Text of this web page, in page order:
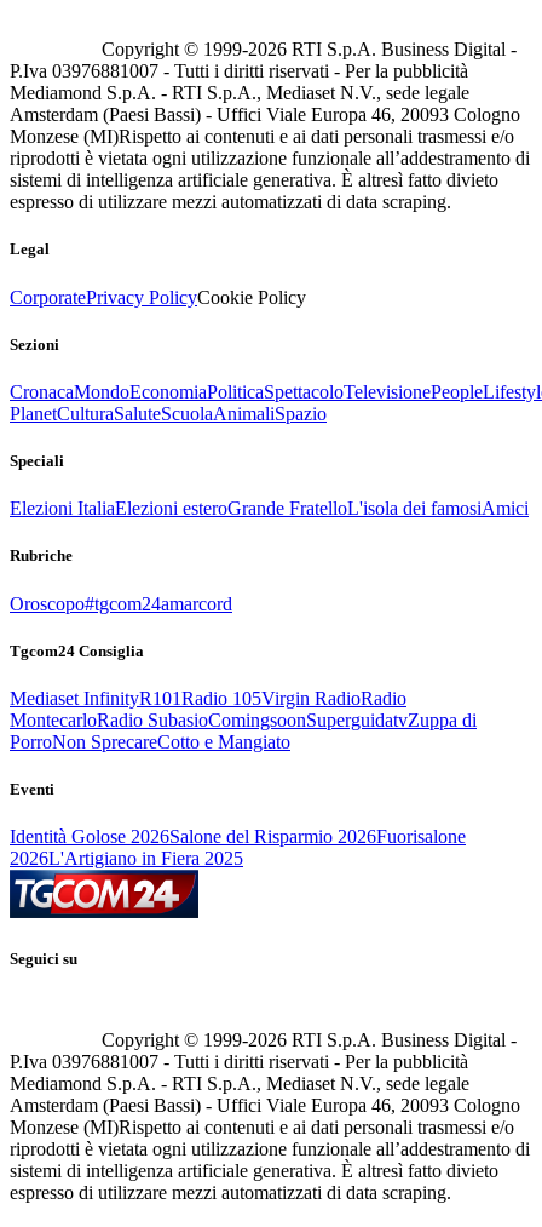
Copyright © 1999-2026 RTI S.p.A. Business Digital -
P.Iva 03976881007 - Tutti i diritti riservati - Per la pubblicità
Mediamond S.p.A. - RTI S.p.A., Mediaset N.V., sede legale
Amsterdam (Paesi Bassi) - Uffici Viale Europa 46, 20093 Cologno
Monzese (MI)Rispetto ai contenuti e ai dati personali trasmessi e/o
riprodotti è vietata ogni utilizzazione funzionale all’addestramento di
sistemi di intelligenza artificiale generativa. È altresì fatto divieto
espresso di utilizzare mezzi automatizzati di data scraping.
Legal
CorporatePrivacy PolicyCookie Policy
Sezioni
CronacaMondoEconomiaPoliticaSpettacoloTelevisionePeople
PlanetCulturaSaluteScuolaAnimaliSpazio
Speciali
Elezioni ItaliaElezioni esteroGrande FratelloL'isola dei famosiAmici
Rubriche
Oroscopo#tgcom24amarcord
Tgcom24 Consiglia
Mediaset InfinityR101Radio 105Virgin RadioRadio
MontecarloRadio SubasioComingsoonSuperguidatvZuppa di
PorroNon SprecareCotto e Mangiato
Eventi
Identità Golose 2026Salone del Risparmio 2026Fuorisalone
2026L'Artigiano in Fiera 2025
Seguici su
Copyright © 1999-2026 RTI S.p.A. Business Digital -
P.Iva 03976881007 - Tutti i diritti riservati - Per la pubblicità
Mediamond S.p.A. - RTI S.p.A., Mediaset N.V., sede legale
Amsterdam (Paesi Bassi) - Uffici Viale Europa 46, 20093 Cologno
Monzese (MI)Rispetto ai contenuti e ai dati personali trasmessi e/o
riprodotti è vietata ogni utilizzazione funzionale all’addestramento di
sistemi di intelligenza artificiale generativa. È altresì fatto divieto
espresso di utilizzare mezzi automatizzati di data scraping.